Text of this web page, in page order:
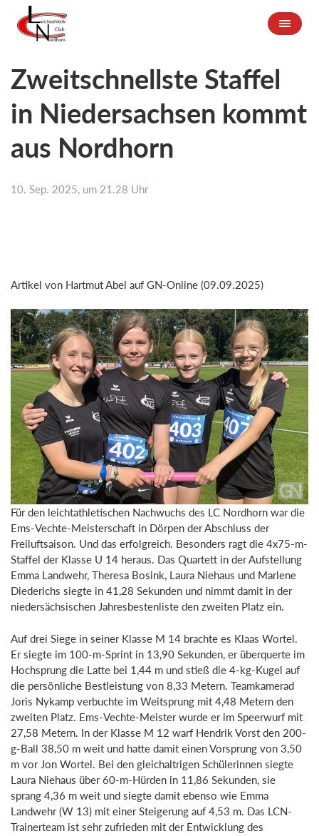
Zweitschnellste Staffel
in Niedersachsen kommt
aus Nordhorn
10. Sep. 2025, um 21.28 Uhr
Artikel von Hartmut Abel auf GN-Online (09.09.2025)
Für den leichtathletischen Nachwuchs des LC Nordhorn war die
Ems-Vechte-Meisterschaft in Dörpen der Abschluss der
Freiluftsaison. Und das erfolgreich. Besonders ragt die 4x75-m-
Staffel der Klasse U 14 heraus. Das Quartett in der Aufstellung
Emma Landwehr, Theresa Bosink, Laura Niehaus und Marlene
Diederichs siegte in 41,28 Sekunden und nimmt damit in der
niedersächsischen Jahresbestenliste den zweiten Platz ein.
Auf drei Siege in seiner Klasse M 14 brachte es Klaas Wortel.
Er siegte im 100-m-Sprint in 13,90 Sekunden, er überquerte im
Hochsprung die Latte bei 1,44 m und stieß die 4-kg-Kugel auf
die persönliche Bestleistung von 8,33 Metern. Teamkamerad
Joris Nykamp verbuchte im Weitsprung mit 4,48 Metern den
zweiten Platz. Ems-Vechte-Meister wurde er im Speerwurf mit
27,58 Metern. In der Klasse M 12 warf Hendrik Vorst den 200-
g-Ball 38,50 m weit und hatte damit einen Vorsprung von 3,50
m vor Jon Wortel. Bei den gleichaltrigen Schülerinnen siegte
Laura Niehaus über 60-m-Hürden in 11,86 Sekunden, sie
sprang 4,36 m weit und siegte damit ebenso wie Emma
Landwehr (W 13) mit einer Steigerung auf 4,53 m. Das LCN-
Trainerteam ist sehr zufrieden mit der Entwicklung des